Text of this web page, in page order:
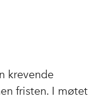
krevende
fristen. I møtet